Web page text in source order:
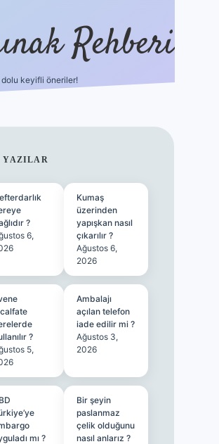
Rehberi
keyifli öneriler!
YAZILAR
?
6,
Kumaş
üzerinden
yapışkan nasıl
çıkarılır ?
Ağustos 6,
2026
?
5,
Ambalajı
açılan telefon
iade edilir mi ?
Ağustos 3,
2026
mı ?
Bir şeyin
paslanmaz
çelik olduğunu
nasıl anlarız ?
hiltonbet güncel giriş